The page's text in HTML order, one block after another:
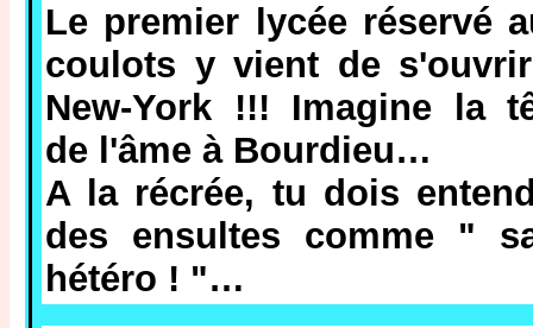
Le premier lycée réservé
coulots y vient de
New-York !!! Imagine la
de l'âme à Bourdieu…
A la récrée, tu dois
des ensultes comme "
hétéro ! "…